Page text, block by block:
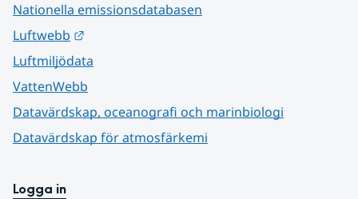
Nationella emissionsdatabasen
Luftwebb
Luftmiljödata
VattenWebb
Datavärdskap, oceanografi och marinbiologi
Datavärdskap för atmosfärkemi
Logga in